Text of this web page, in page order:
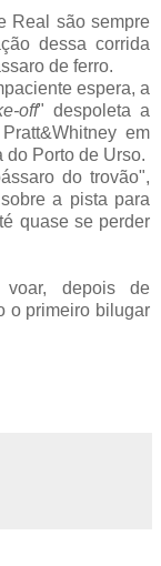
Real são sempre
dessa corrida
de ferro.
espera, a
off" despoleta a
em
do Porto de Urso.
do trovão",
a pista para
quase se perder
depois de
o primeiro bilugar